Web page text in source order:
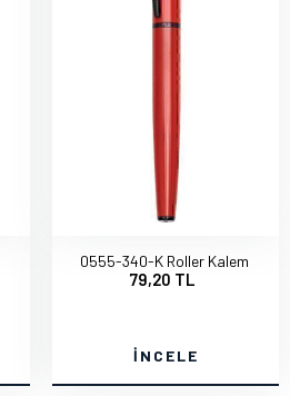
0555-340-K Roller Kalem
79,20 TL
İNCELE